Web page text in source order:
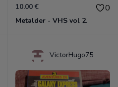
10.00 € 0
Metalder - VHS vol 2.
VictorHugo75